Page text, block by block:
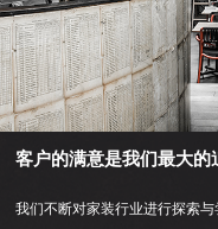
客户的满意是我们最大的
我们不断对家装行业进行探索